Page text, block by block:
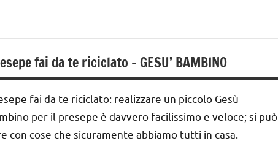
fai da te riciclato – GESU’ BAMBINO
fai da te riciclato: realizzare un piccolo Gesù
per il presepe è davvero facilissimo e veloce; si può
con cose che sicuramente abbiamo tutti in casa.